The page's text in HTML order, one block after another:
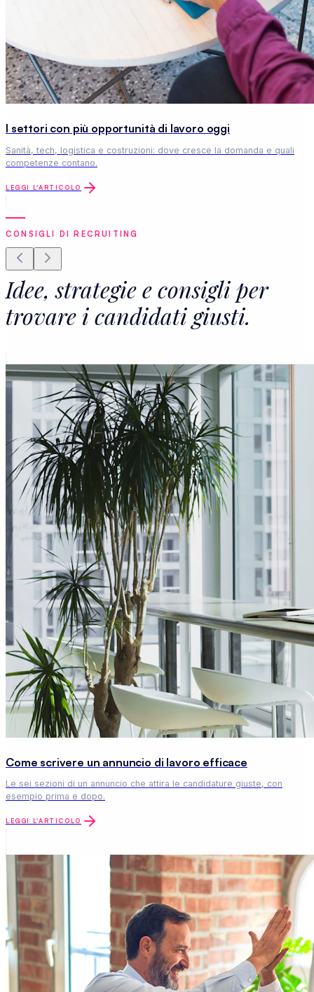
I settori con più opportunità di lavoro oggi
Sanità, tech, logistica e costruzioni: dove cresce la domanda e quali
competenze contano.
LEGGI L'ARTICOLO
CONSIGLI DI RECRUITING
Idee, strategie e consigli per
trovare i candidati giusti.
Come scrivere un annuncio di lavoro efficace
Le sei sezioni di un annuncio che attira le candidature giuste, con
esempio prima e dopo.
LEGGI L'ARTICOLO